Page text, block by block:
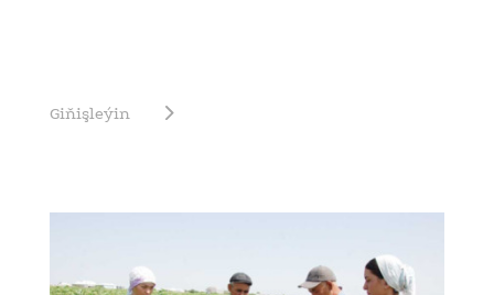
Giňişleýin